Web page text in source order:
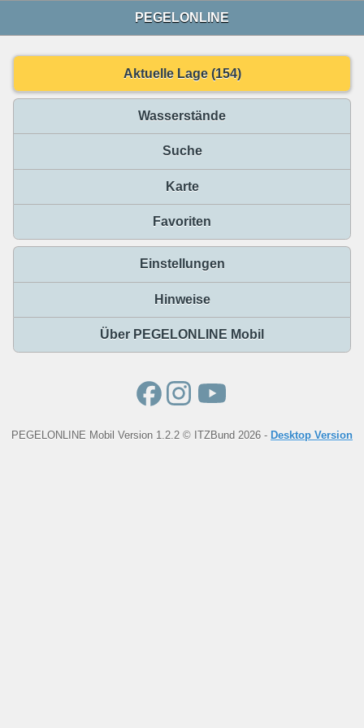
PEGELONLINE
Aktuelle Lage (154)
Wasserstände
Suche
Karte
Favoriten
Einstellungen
Hinweise
Über PEGELONLINE Mobil
PEGELONLINE Mobil Version 1.2.2 © ITZBund 2026 - Desktop Version